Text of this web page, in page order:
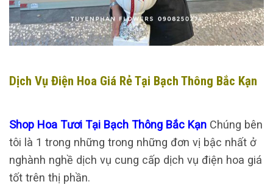
Dịch Vụ Điện Hoa Giá Rẻ Tại Bạch Thông Bắc Kạn
Shop Hoa Tươi Tại Bạch Thông Bắc Kạn Chúng bên
tôi là 1 trong những trong những đơn vị bậc nhất ở
nghành nghề dịch vụ cung cấp dịch vụ điện hoa giá
tốt trên thị phần.